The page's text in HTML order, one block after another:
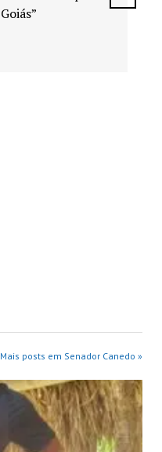
Mais posts em Senador Canedo »